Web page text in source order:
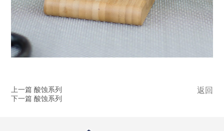
返回
上一篇 酸蚀系列
下一篇 酸蚀系列